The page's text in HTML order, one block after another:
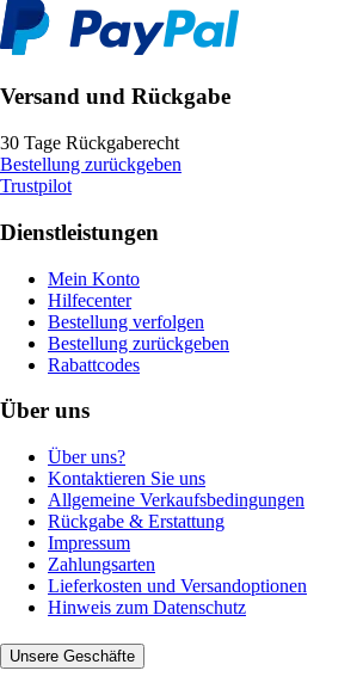
Versand und Rückgabe
30 Tage Rückgaberecht
Bestellung zurückgeben
Trustpilot
Dienstleistungen
Mein Konto
Hilfecenter
Bestellung verfolgen
Bestellung zurückgeben
Rabattcodes
Über uns
Über uns?
Kontaktieren Sie uns
Allgemeine Verkaufsbedingungen
Rückgabe & Erstattung
Impressum
Zahlungsarten
Lieferkosten und Versandoptionen
Hinweis zum Datenschutz
Unsere Geschäfte